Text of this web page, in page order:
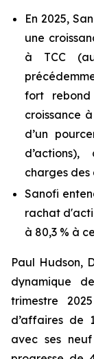
En 2025,
une
à TCC
fort
croissance
d’un
charges
Sanofi
rachat
à 80,3 % à
Paul Hudson,
dynamique
trimestre
d’affaires de
avec ses